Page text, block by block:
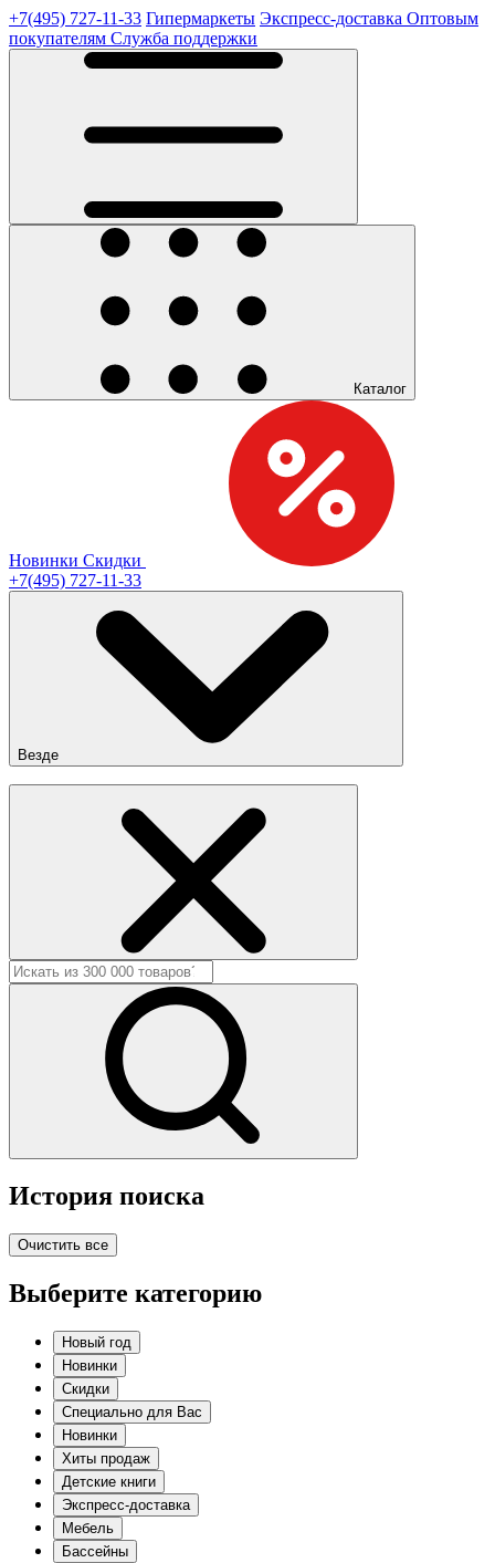
+7(495) 727-11-33 Гипермаркеты Экспресс-доставка Оптовым
покупателям Служба поддержки
Каталог
Новинки Скидки
+7(495) 727-11-33
Везде
История поиска
Очистить все
Выберите категорию
Новый год
Новинки
Скидки
Специально для Вас
Новинки
Хиты продаж
Детские книги
Экспресс-доставка
Мебель
Бассейны